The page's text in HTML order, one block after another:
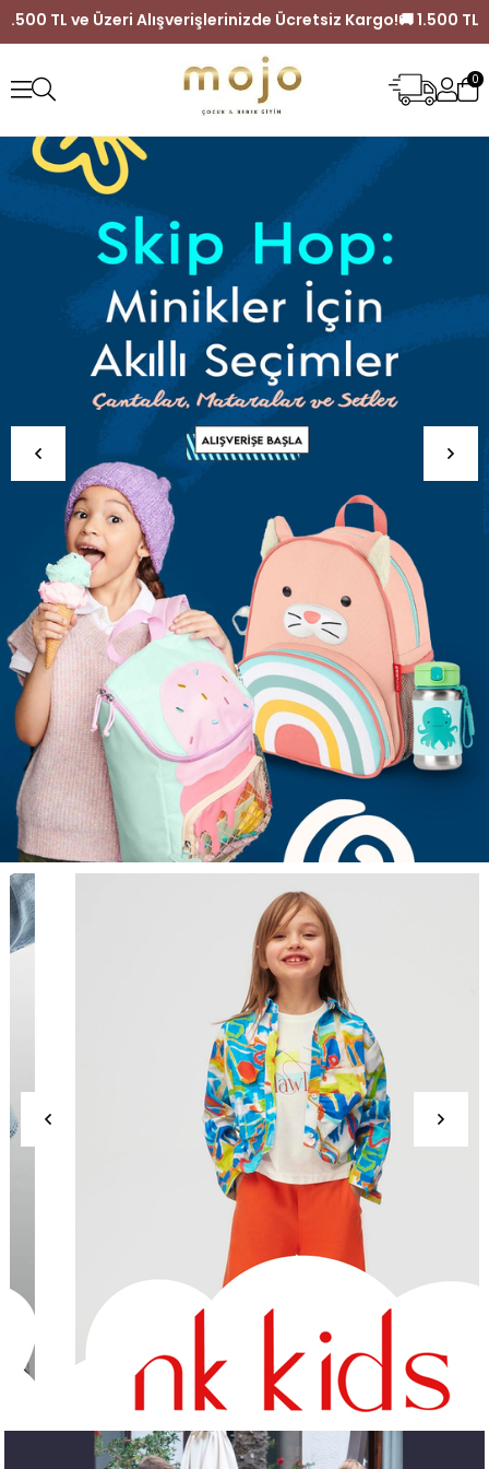
Alışverişlerinizde Ücretsiz Kargo! 🚚 1.500 TL ve
0